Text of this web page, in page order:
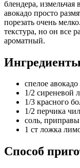
блендера,
авокадо просто
порезать очень
текстура, но он все
ароматный.
спелое авокадо
1/2 сиреневой
1/3 красного
1/2 перчика
соль,
1 ст ложка
Способ